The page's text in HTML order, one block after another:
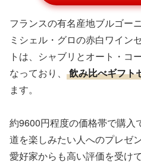
フランスの有名産地ブルゴー
ミシェル・グロの赤白ワイン
トは、シャブリとオート・コ
なっており、
飲み比べギフト
ます。
約9600円程度の価格帯で購入
道を楽しみたい人へのプレゼ
愛好家からも高い評価を受け